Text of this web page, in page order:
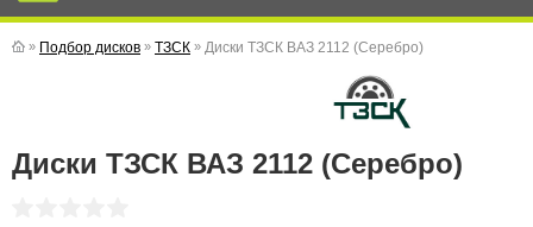
» Подбор дисков » ТЗСК » Диски ТЗСК ВАЗ 2112 (Серебро)
Диски ТЗСК ВАЗ 2112 (Серебро)